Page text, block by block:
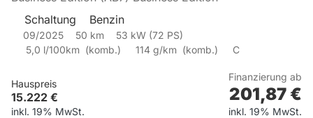
Schaltung
Benzin
09/2025 50 km 53 kW (72 PS)
5,0 l/100km (komb.) 114 g/km (komb.) C
Hauspreis
15.222 €
inkl. 19% MwSt.
Finanzierung ab
201,87 €
inkl. 19% MwSt.